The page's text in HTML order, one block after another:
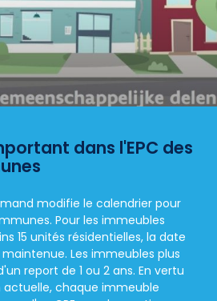
dans l'EPC des
modifie le calendrier pour
Pour les immeubles
15 unités résidentielles, la date
Les immeubles plus
report de 1 ou 2 ans. En vertu
chaque immeuble